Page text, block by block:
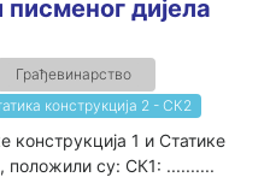
дијела
Грађевинарство
конструкција 2 - СК2
конструкција 1 и Статике
положили су: СК1: ..........